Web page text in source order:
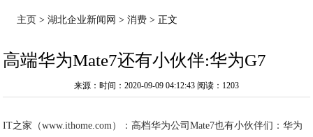
主页 >湖北企业新闻网 >消费 > 正文
高端华为Mate7还有小伙伴:华为G7
来源：时间：2020-09-09 04:12:43 阅读：1203
IT之家（www.ithome.com）：高档华为公司Mate7也有小伙伴们：华为